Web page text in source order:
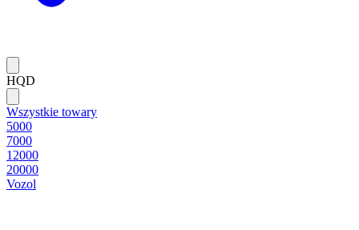
HQD
Wszystkie towary
5000
7000
12000
20000
Vozol